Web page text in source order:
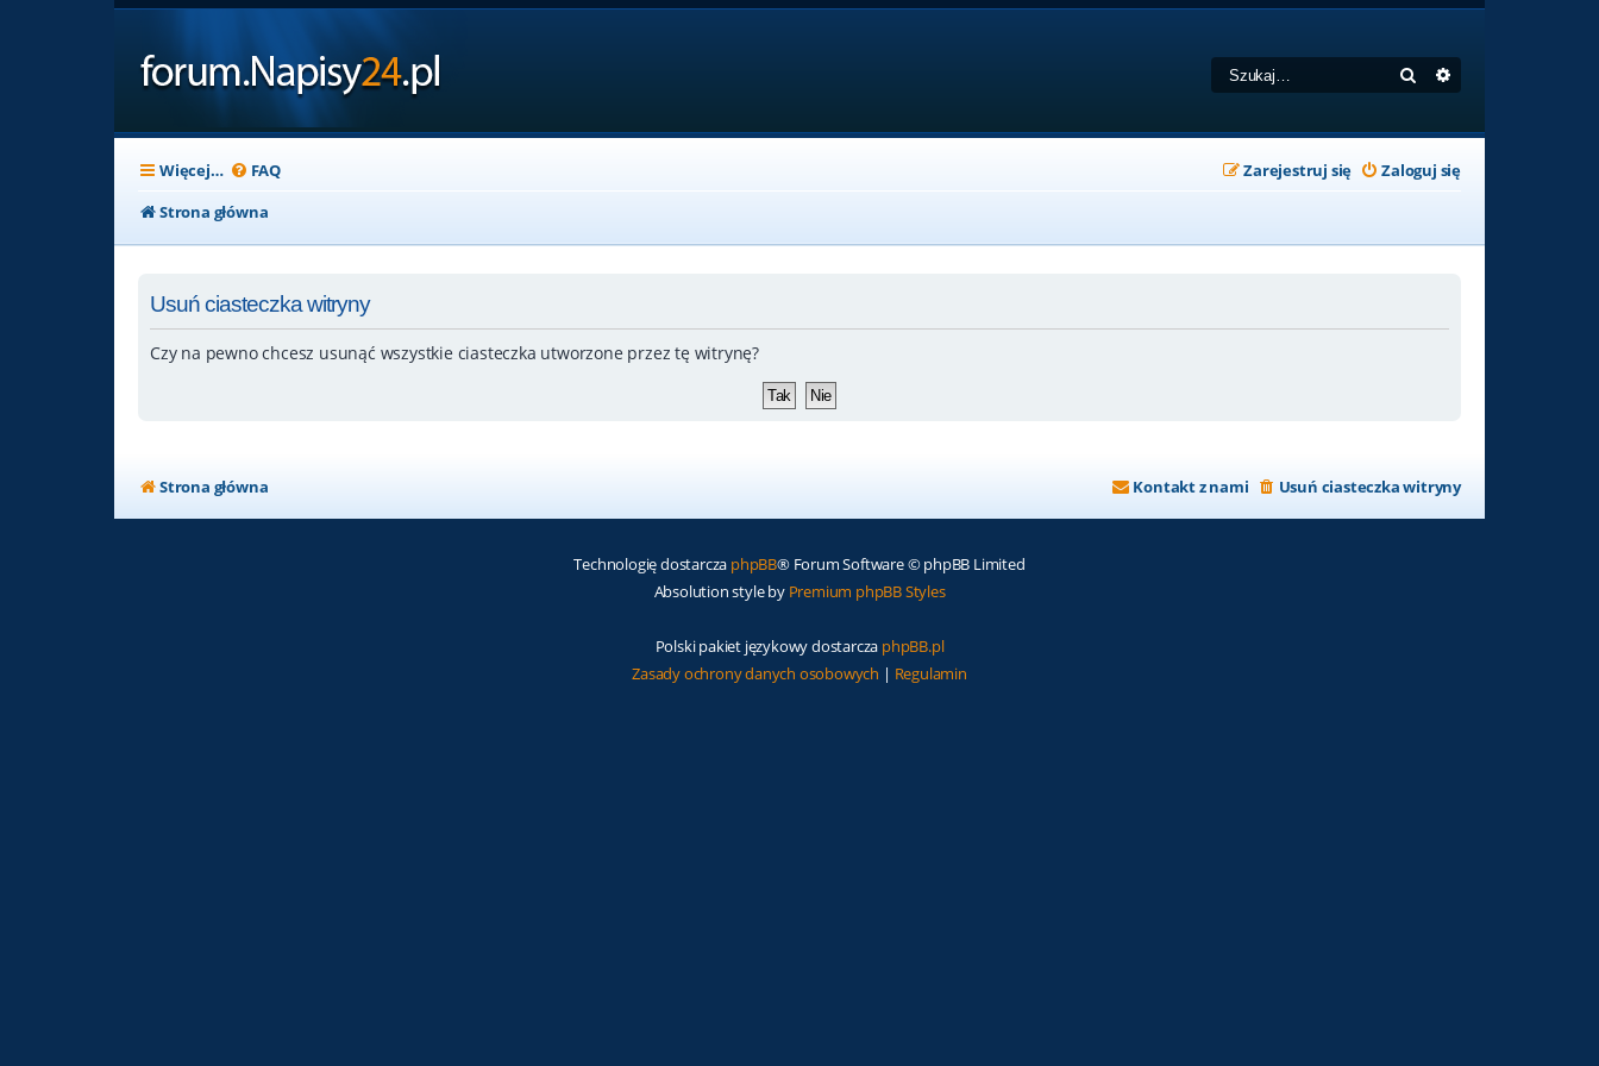
Szukaj
Więcej… FAQ Zaloguj się
Zarejestruj się
Strona główna
Usuń ciasteczka witryny
Czy na pewno chcesz usunąć wszystkie ciasteczka utworzone przez tę witrynę?
Strona główna Usuń ciasteczka witryny
Kontakt z nami
Technologię dostarcza phpBB® Forum Software © phpBB Limited
Absolution style by Premium phpBB Styles
Polski pakiet językowy dostarcza phpBB.pl
Zasady ochrony danych osobowych | Regulamin